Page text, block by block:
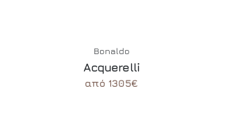
Bonaldo
Acquerelli
από 1305€